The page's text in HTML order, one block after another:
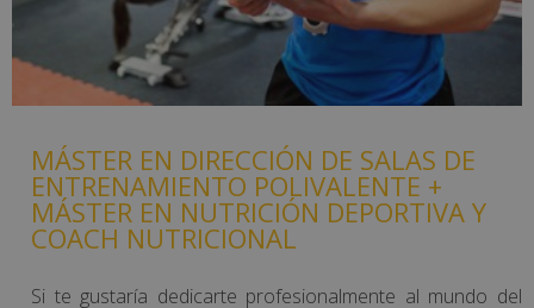
MÁSTER EN DIRECCIÓN DE SALAS DE
ENTRENAMIENTO POLIVALENTE +
MÁSTER EN NUTRICIÓN DEPORTIVA Y
COACH NUTRICIONAL
Si te gustaría dedicarte profesionalmente al mundo del